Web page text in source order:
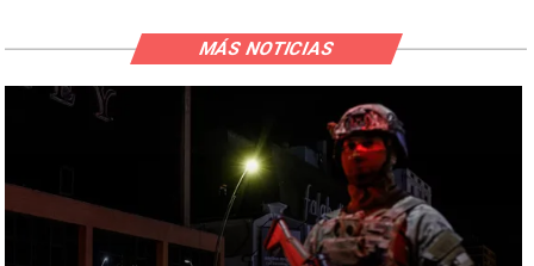
MÁS NOTICIAS